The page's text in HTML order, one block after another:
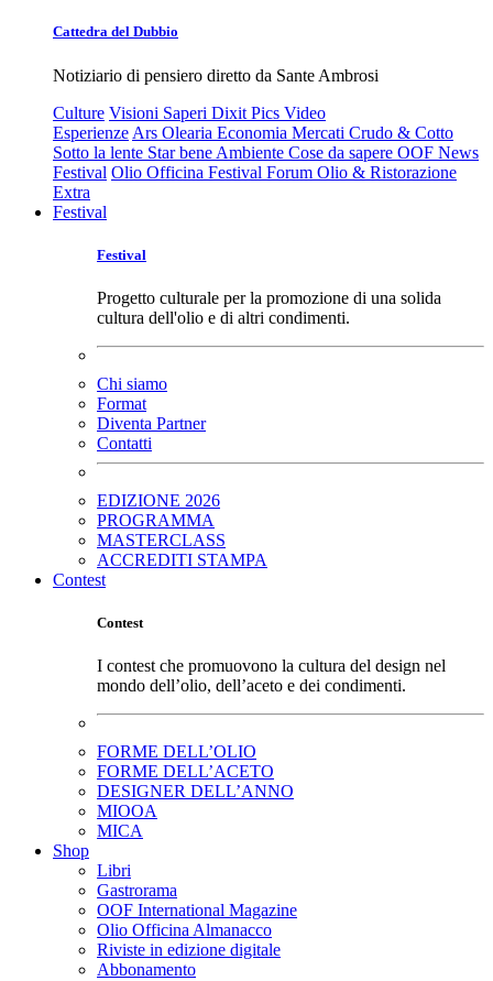
Cattedra del Dubbio
Notiziario di pensiero diretto da Sante Ambrosi
Culture Visioni Saperi Dixit Pics Video
Esperienze Ars Olearia Economia Mercati Crudo & Cotto
Sotto la lente Star bene Ambiente Cose da sapere OOF News
Festival Olio Officina Festival Forum Olio & Ristorazione
Extra
Festival
Festival
Progetto culturale per la promozione di una solida
cultura dell'olio e di altri condimenti.
Chi siamo
Format
Diventa Partner
Contatti
EDIZIONE 2026
PROGRAMMA
MASTERCLASS
ACCREDITI STAMPA
Contest
Contest
I contest che promuovono la cultura del design nel
mondo dell’olio, dell’aceto e dei condimenti.
FORME DELL’OLIO
FORME DELL’ACETO
DESIGNER DELL’ANNO
MIOOA
MICA
Shop
Libri
Gastrorama
OOF International Magazine
Olio Officina Almanacco
Riviste in edizione digitale
Abbonamento